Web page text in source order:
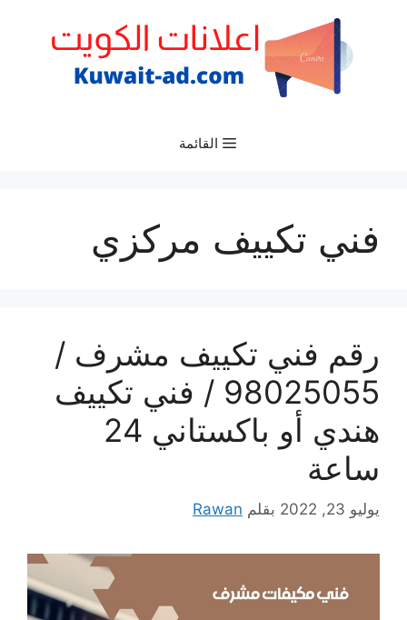
القائمة
فني تكييف مركزي
رقم فني تكييف مشرف /
98025055 / فني تكييف
هندي أو باكستاني 24
ساعة
يوليو 23, 2022 بقلم Rawan